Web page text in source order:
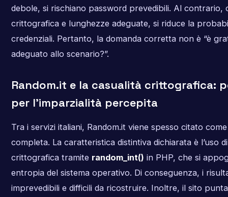
debole, si rischiano password prevedibili. Al contrario,
crittografica e lunghezze adeguate, si riduce la
credenziali. Pertanto, la domanda corretta non è “è
adeguato allo scenario?”.
Random.it e la casualità crittografica:
per l’imparzialità percepita
Tra i servizi italiani, Random.it viene spesso citato
completa. La caratteristica distintiva dichiarata è l’uso
crittografica tramite random_int() in PHP, che si
entropia del sistema operativo. Di conseguenza, i
imprevedibili e difficili da ricostruire. Inoltre, il sito